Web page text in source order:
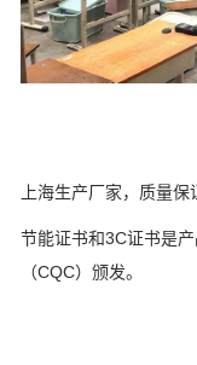
上海生产厂家，质量
节能证书和3C证书是
（CQC）颁发。